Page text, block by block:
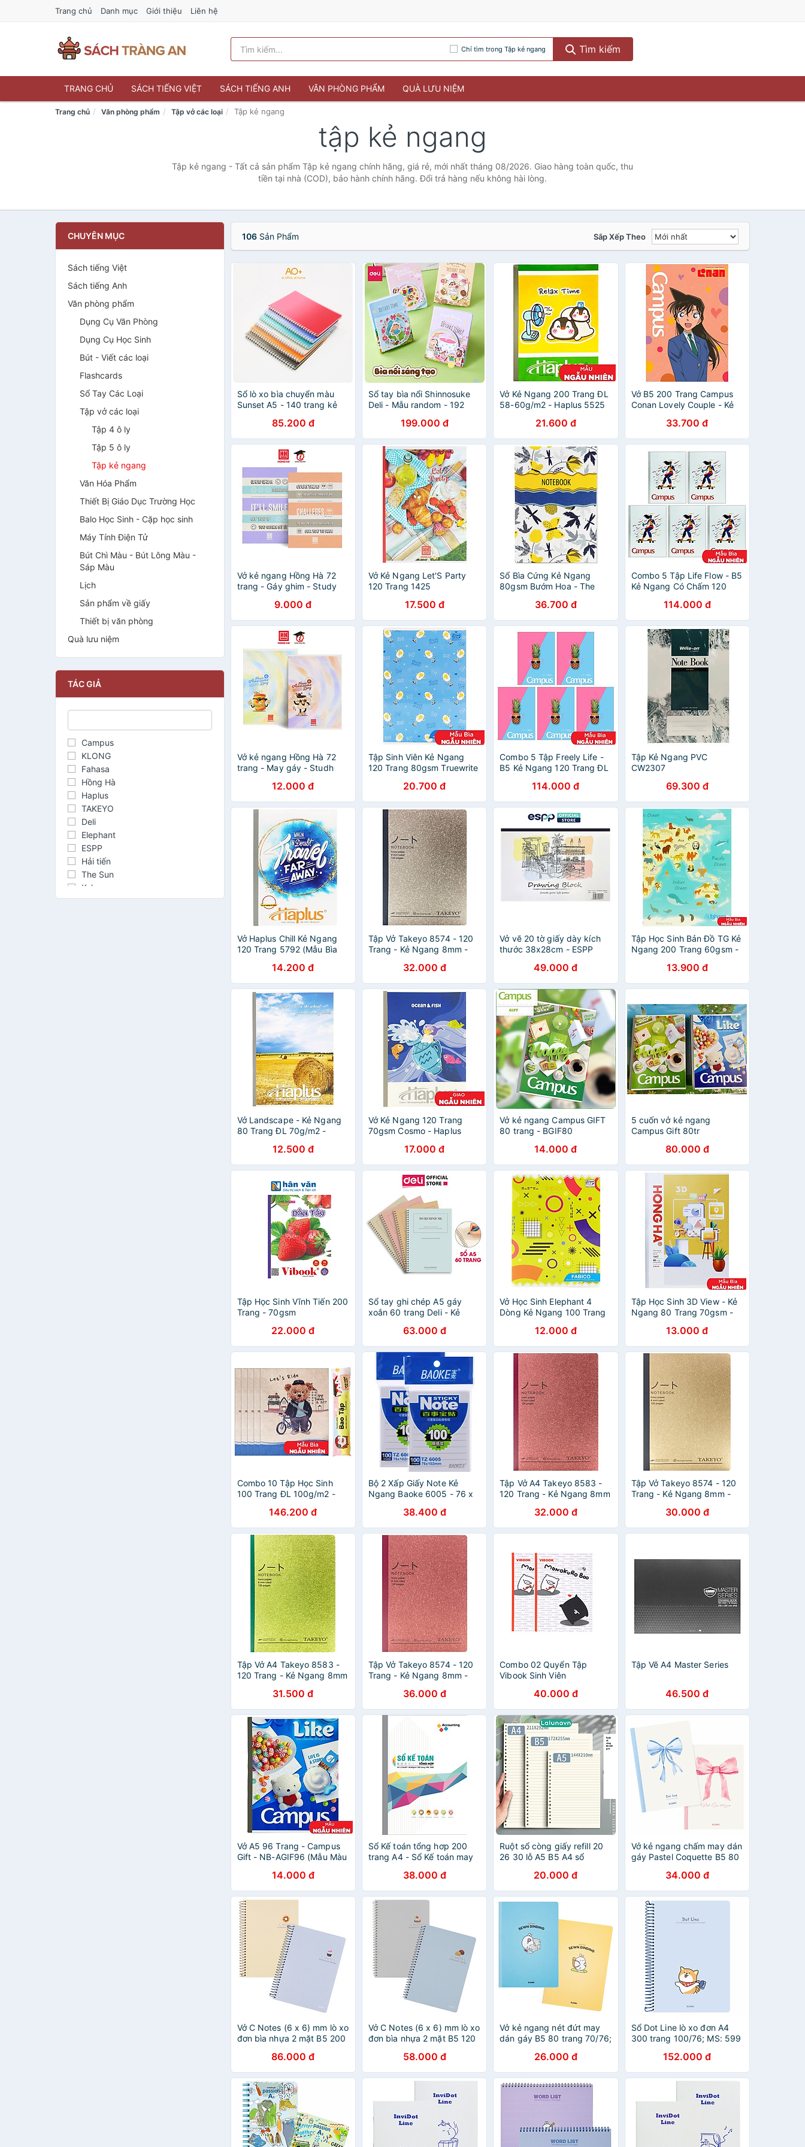
Trang chủ Danh mục Giới thiệu Liên hệ
Chỉ tìm trong Tập kẻ ngang Tìm kiếm
TRANG CHỦ SÁCH TIẾNG VIỆT SÁCH TIẾNG ANH VĂN PHÒNG PHẨM QUÀ LƯU NIỆM
Trang chủ Văn phòng phẩm Tập vở các loại Tập kẻ ngang
tập kẻ ngang
Tập kẻ ngang - Tất cả sản phẩm Tập kẻ ngang chính hãng, giá rẻ, mới nhất tháng 08/2026. Giao hàng toàn quốc, thu
tiền tại nhà (COD), bảo hành chính hãng. Đổi trả hàng nếu không hài lòng.
CHUYÊN MỤC
Sách tiếng Việt
Sách tiếng Anh
Văn phòng phẩm
Dụng Cụ Văn Phòng
Dụng Cụ Học Sinh
Bút - Viết các loại
Flashcards
Sổ Tay Các Loại
Tập vở các loại
Tập 4 ô ly
Tập 5 ô ly
Tập kẻ ngang
Văn Hóa Phẩm
Thiết Bị Giáo Dục Trường Học
Balo Học Sinh - Cặp học sinh
Máy Tính Điện Tử
Bút Chì Màu - Bút Lông Màu -
Sáp Màu
Lịch
Sản phẩm về giấy
Thiết bị văn phòng
Quà lưu niệm
TÁC GIẢ
Campus
KLONG
Fahasa
Hồng Hà
Haplus
TAKEYO
Deli
Elephant
ESPP
Hải tiến
The Sun
Kokuyo
Vĩnh Tiến
106Sản Phẩm Sắp Xếp Theo
Sổ lò xo bìa chuyển màu
Sunset A5 - 140 trang kẻ
học sinh, sổ lên kế hoạch
85.200 đ
Sổ tay bìa nổi Shinnosuke
Deli - Mẫu random - 192
dạng, chống thấm cho học
sinh, sinh viên
199.000 đ
Vở Kẻ Ngang 200 Trang ĐL
58-60g/m2 - Haplus 5525
21.600 đ
Vở B5 200 Trang Campus
Conan Lovely Couple - Kẻ
BCLC20033.700 đ
Vở kẻ ngang Hồng Hà 72
trang - Gáy ghim - Study
lượng 70 gm2 độ sáng 90-
92 ISO Khổ vở 180 x 252
mm (Giao bìa ngẫu nhiên)
9.000 đ
Vở Kẻ Ngang Let'S Party
120 Trang 1425
17.500 đ
Sổ Bìa Cứng Kẻ Ngang
80gsm Bướm Hoa - The
36.700 đ
Combo 5 Tập Life Flow - B5
Kẻ Ngang Có Chấm 120
NB-BLFL120 (Mẫu Màu Giao
Ngẫu Nhiên)
114.000 đ
Vở kẻ ngang Hồng Hà 72
trang - May gáy - Studh
m2 độ sáng 90-92 ISO Khổ
vở 180 x 252 mm (Giao bìa
ngẫu nhiên)
12.000 đ
Tập Sinh Viên Kẻ Ngang
120 Trang 80gsm Truewrite
(Mẫu Màu Giao Ngẫu
Nhiên)
20.700 đ
Combo 5 Tập Freely Life -
B5 Kẻ Ngang 120 Trang ĐL
BFRL120 (Mẫu Màu Giao
Ngẫu Nhiên)
114.000 đ
Tập Kẻ Ngang PVC
CW2307
69.300 đ
Vở Haplus Chill Kẻ Ngang
120 Trang 5792 (Mẫu Bìa
14.200 đ
Tập Vở Takeyo 8574 - 120
Trang - Kẻ Ngang 8mm -
32.000 đ
Vở vẽ 20 tờ giấy dày kích
thước 38x28cm - ESPP
49.000 đ
Tập Học Sinh Bản Đồ TG Kẻ
Ngang 200 Trang 60gsm -
Ngẫu Nhiên)13.900 đ
Vở Landscape - Kẻ Ngang
80 Trang ĐL 70g/m2 -
Giao Ngẫu Nhiên)
12.500 đ
Vở Kẻ Ngang 120 Trang
70gsm Cosmo - Haplus
17.000 đ
Vở kẻ ngang Campus GIFT
80 trang - BGIF80
14.000 đ
5 cuốn vở kẻ ngang
Campus Gift 80tr
80.000 đ
Tập Học Sinh Vĩnh Tiến 200
Trang - 70gsm
22.000 đ
Sổ tay ghi chép A5 gáy
xoắn 60 trang Deli - Kẻ
LA560-0163.000 đ
Vở Học Sinh Elephant 4
Dòng Kẻ Ngang 100 Trang
12.000 đ
Tập Học Sinh 3D View - Kẻ
Ngang 80 Trang 70gsm -
Giao Ngẫu Nhiên)
13.000 đ
Combo 10 Tập Học Sinh
100 Trang ĐL 100g/m2 -
146.200 đ
Bộ 2 Xấp Giấy Note Kẻ
Ngang Baoke 6005 - 76 x
38.400 đ
Tập Vở A4 Takeyo 8583 -
120 Trang - Kẻ Ngang 8mm
32.000 đ
Tập Vở Takeyo 8574 - 120
Trang - Kẻ Ngang 8mm -
30.000 đ
Tập Vở A4 Takeyo 8583 -
120 Trang - Kẻ Ngang 8mm
31.500 đ
Tập Vở Takeyo 8574 - 120
Trang - Kẻ Ngang 8mm -
36.000 đ
Combo 02 Quyển Tập
Vibook Sinh Viên
- Mẫu Ngẫu Nhiên
40.000 đ
Tập Vẽ A4 Master Series
46.500 đ
Vở A5 96 Trang - Campus
Gift - NB-AGIF96 (Mẫu Màu
14.000 đ
Sổ Kế toán tổng hơp 200
trang A4 - Sổ Kế toán may
38.000 đ
Ruột sổ còng giấy refill 20
26 30 lỗ A5 B5 A4 sổ
sinh - B10320.000 đ
Vở kẻ ngang chấm may dán
gáy Pastel Coquette B5 80
34.000 đ
Vở C Notes (6 x 6) mm lò xo
đơn bìa nhựa 2 mặt B5 200
86.000 đ
Vở C Notes (6 x 6) mm lò xo
đơn bìa nhựa 2 mặt B5 120
58.000 đ
Vở kẻ ngang nét đứt may
dán gáy B5 80 trang 70/76;
26.000 đ
Sổ Dot Line lò xo đơn A4
300 trang 100/76; MS: 599
152.000 đ